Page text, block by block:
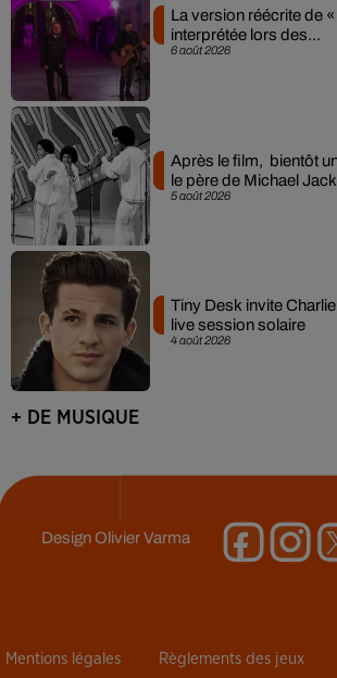
6 août 2026
La version réécrite de
interprétée lors des...
5 août 2026
Après le film, bientôt
le père de Michael
4 août 2026
Tiny Desk invite
live session solaire
+ DE MUSIQUE
DesignOlivier Varma
Mentions légales Règlements des jeux